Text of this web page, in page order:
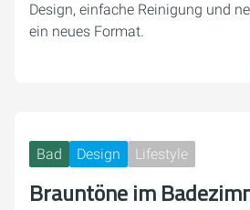
Design, einfache Reinigung und
ein neues Format.
Bad Design Lifestyle
Brauntöne im